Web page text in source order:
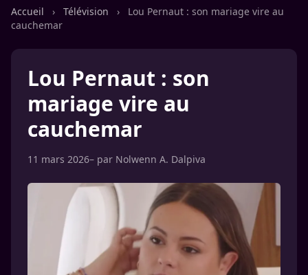
Accueil › Télévision ›
Lou Pernaut : son mariage vire au
cauchemar
Lou Pernaut : son
mariage vire au
cauchemar
11 mars 2026– par Nolwenn A. Dalpiva